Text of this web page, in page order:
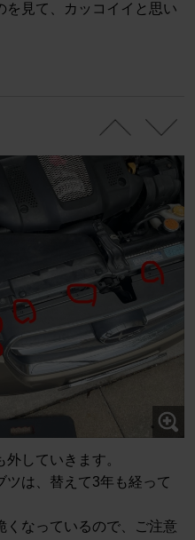
を見て、カッコイイと思い
していきます。
ツは、替えて3年も経って
くなっているので、ご注意